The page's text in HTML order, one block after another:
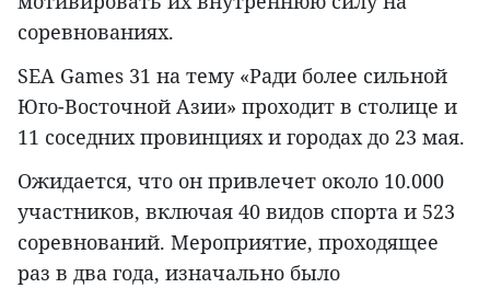
соревнованиях.
SEA Games 31 на тему «Ради более сильной
Юго-Восточной Азии» проходит в столице и
11 соседних провинциях и городах до 23 мая.
Ожидается, что он привлечет около 10.000
участников, включая 40 видов спорта и 523
соревнований. Мероприятие, проходящее
раз в два года, изначально было